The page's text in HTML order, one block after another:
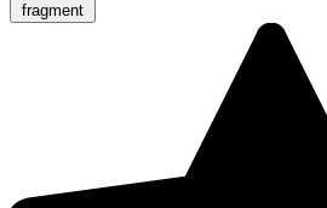
fragment